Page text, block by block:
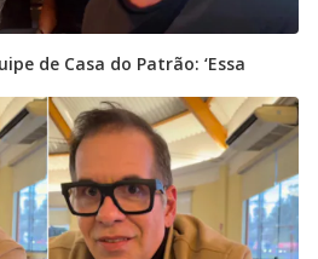
de Casa do Patrão: ‘Essa